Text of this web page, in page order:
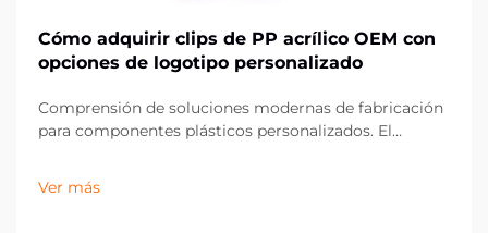
Cómo adquirir clips de PP acrílico OEM con
opciones de logotipo personalizado
Comprensión de soluciones modernas de fabricación
para componentes plásticos personalizados. El
significativamente, especialmente en el ámbito de los
componentes plásticos personalizados como los clips
Ver más